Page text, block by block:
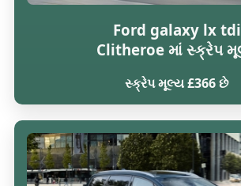
Ford galaxy lx tdi
Clitheroe માં સ્ક્રેપ
સ્ક્રેપ મૂલ્ય £366 છે